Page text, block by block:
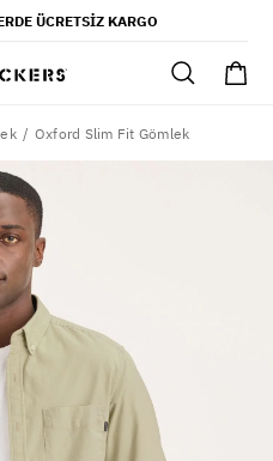
ÜCRETSIZ KARGO
Oxford Slim Fit Gömlek